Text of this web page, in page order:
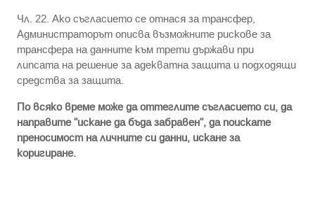
Чл. 22. Ако съгласието се отнася за трансфер,
Администраторът описва възможните рискове за
трансфера на данните към трети държави при
липсата на решение за адекватна защита и подходящи
средства за защита.
По всяко време може да оттеглите съгласието си, да
направите "искане да бъда забравен", да поискате
преносимост на личните си данни, искане за
коригиране.